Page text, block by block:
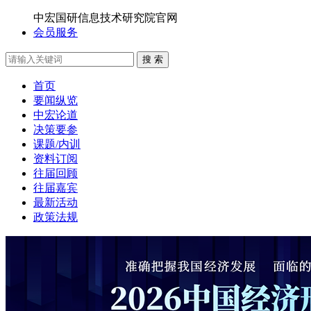
中宏国研信息技术研究院官网
会员服务
搜 索
首页
要闻纵览
中宏论道
决策要参
课题/内训
资料订阅
往届回顾
往届嘉宾
最新活动
政策法规